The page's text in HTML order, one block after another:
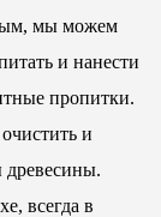
мы можем
и нанести
пропитки.
и
древесины.
всегда в